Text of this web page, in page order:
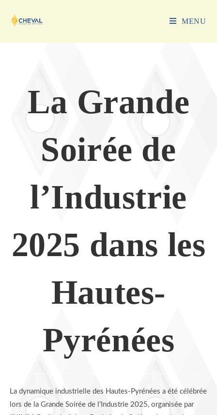
MENU
La Grande
Soirée de
l’Industrie
2025 dans les
Hautes-
Pyrénées
La dynamique industrielle des Hautes-Pyrénées a été célébrée
lors de la Grande Soirée de l’Industrie 2025, organisée par